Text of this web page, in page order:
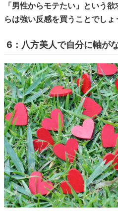
「男性からモテたい」という
らは強い反感を買うことでしょ
6：八方美人で自分に軸が